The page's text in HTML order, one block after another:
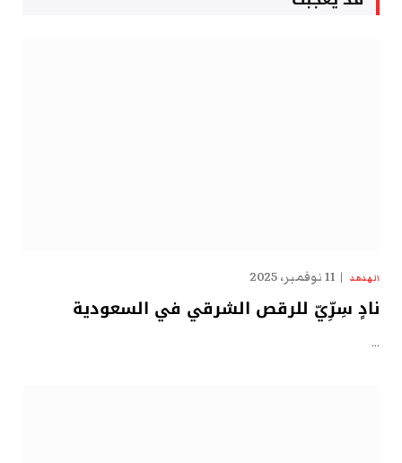
الهدهد 11 نوفمبر، 2025
نادٍ سِرِّيّ للرقص الشرقي في السعودية
…